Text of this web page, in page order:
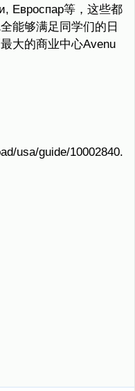
Евроспар等，这些都
能够满足同学们的日
大的商业中心Avenu
usa/guide/10002840.